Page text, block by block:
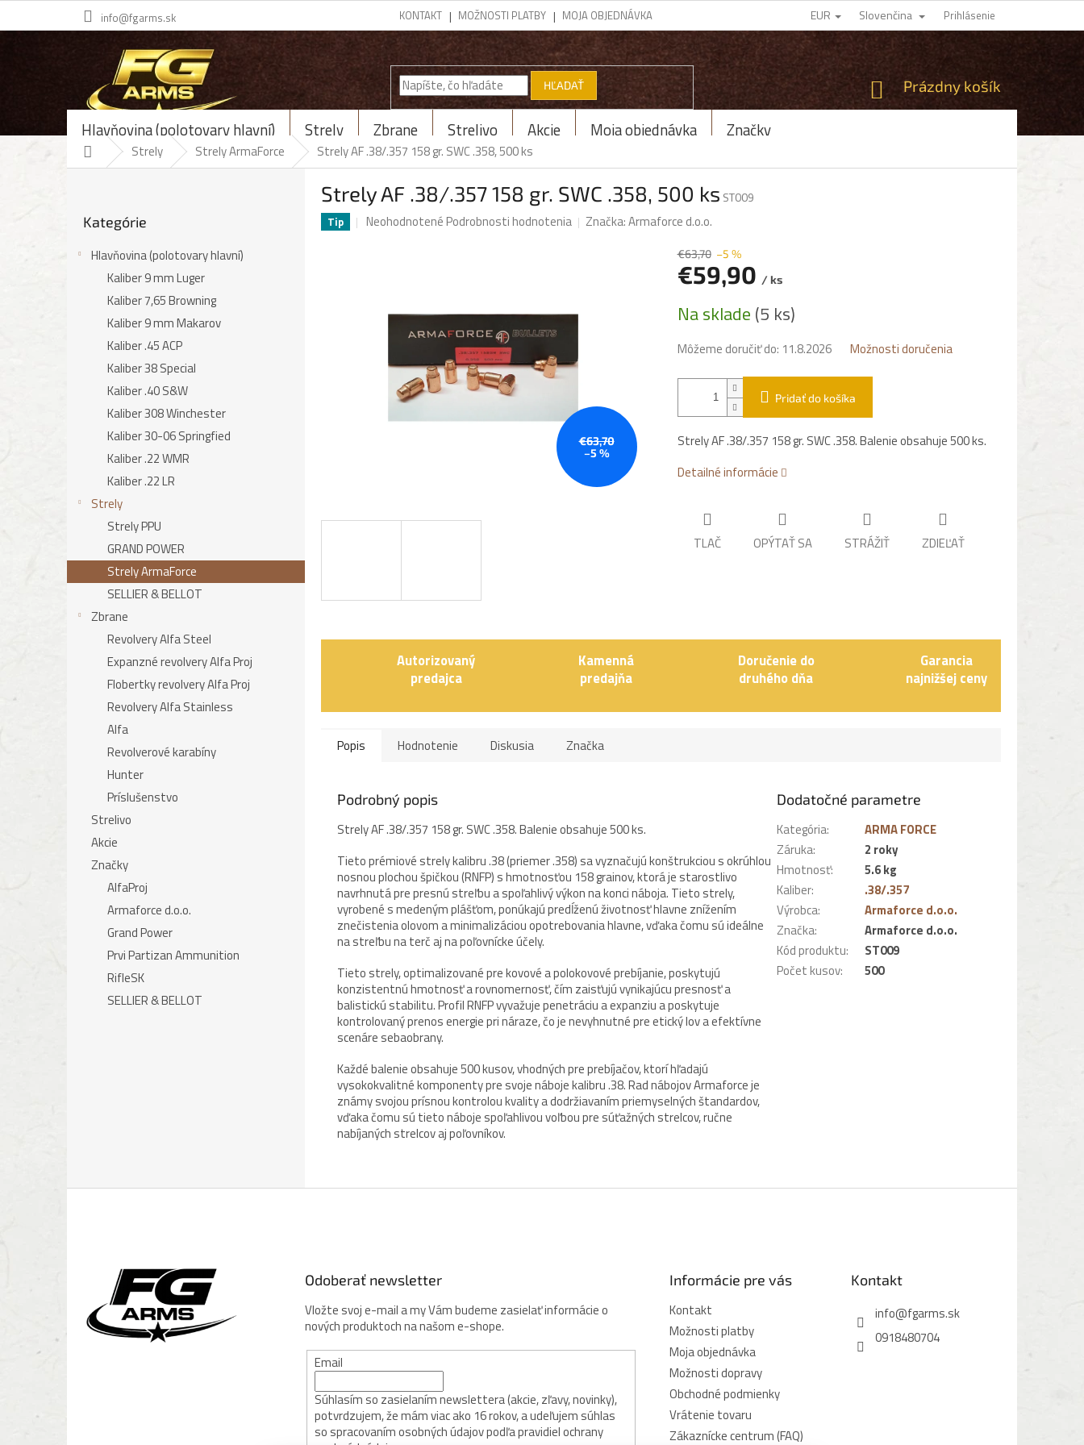
Prejsť
info@fgarms.sk KONTAKT MOŽNOSTI PLATBY MOJA OBJEDNÁVKA EUR Slovenčina Prihlásenie
HĽADAŤ
NÁKUPNÝ
KOŠÍK
Prázdny košík
Hlavňovina (polotovary hlavní) Strely Zbrane Strelivo Akcie Moja objednávka Značky
DomovStrely Strely ArmaForce Strely AF .38/.357 158 gr. SWC .358, 500 ks
kategórie
Kategórie
Hlavňovina (polotovary hlavní)
Kaliber 9 mm Luger
Kaliber 7,65 Browning
Kaliber 9 mm Makarov
Kaliber .45 ACP
Kaliber 38 Special
Kaliber .40 S&W
Kaliber 308 Winchester
Kaliber 30-06 Springfied
Kaliber .22 WMR
Kaliber .22 LR
Strely
Strely PPU
GRAND POWER
Strely ArmaForce
SELLIER & BELLOT
Zbrane
Revolvery Alfa Steel
Expanzné revolvery Alfa Proj
Flobertky revolvery Alfa Proj
Revolvery Alfa Stainless
Alfa
Revolverové karabíny
Hunter
Príslušenstvo
Strelivo
Akcie
Značky
AlfaProj
Armaforce d.o.o.
Grand Power
Prvi Partizan Ammunition
RifleSK
SELLIER & BELLOT
Strely AF .38/.357 158 gr. SWC .358, 500 ks ST009
Tip
Priemerné
hviezdičiek.
NeohodnotenéPodrobnosti hodnotenia Značka:Armaforce d.o.o.
€63,70
–5 %
€63,70 –5 %
€59,90 / ks
cena:
Na sklade (5 ks)
Môžeme doručiť do: 11.8.2026 Možnosti doručenia
Pridať do košíka
Strely AF .38/.357 158 gr. SWC .358. Balenie obsahuje 500 ks.
Detailné informácie
TLAČ OPÝTAŤ SA STRÁŽIŤ ZDIEĽAŤ
Autorizovaný
predajca
Kamenná
predajňa
Doručenie do
druhého dňa
Garancia
najnižšej ceny
Popis Hodnotenie Diskusia Značka
Podrobný popis
Strely AF .38/.357 158 gr. SWC .358. Balenie obsahuje 500 ks.
Tieto prémiové strely kalibru .38 (priemer .358) sa vyznačujú konštrukciou s okrúhlou
nosnou plochou špičkou (RNFP) s hmotnosťou 158 grainov, ktorá je starostlivo
navrhnutá pre presnú streľbu a spoľahlivý výkon na konci náboja. Tieto strely,
vyrobené s medeným plášťom, ponúkajú predĺženú životnosť hlavne znížením
znečistenia olovom a minimalizáciou opotrebovania hlavne, vďaka čomu sú ideálne
na streľbu na terč aj na poľovnícke účely.
Tieto strely, optimalizované pre kovové a polokovové prebíjanie, poskytujú
konzistentnú hmotnosť a rovnomernosť, čím zaisťujú vynikajúcu presnosť a
balistickú stabilitu. Profil RNFP vyvažuje penetráciu a expanziu a poskytuje
kontrolovaný prenos energie pri náraze, čo je nevyhnutné pre etický lov a efektívne
scenáre sebaobrany.
Každé balenie obsahuje 500 kusov, vhodných pre prebíjačov, ktorí hľadajú
vysokokvalitné komponenty pre svoje náboje kalibru .38. Rad nábojov Armaforce je
známy svojou prísnou kontrolou kvality a dodržiavaním priemyselných štandardov,
vďaka čomu sú tieto náboje spoľahlivou voľbou pre súťažných strelcov, ručne
nabíjaných strelcov aj poľovníkov.
Dodatočné parametre
Kategória:
ARMA FORCE
Záruka:
2 roky
Hmotnosť:
5.6 kg
Kaliber:
.38/.357
Výrobca:
Armaforce d.o.o.
Značka:
Armaforce d.o.o.
Kód produktu:
ST009
Počet kusov: 500
Odoberať newsletter
Vložte svoj e-mail a my Vám budeme zasielať informácie o
nových produktoch na našom e-shope.
Email
Súhlasím so zasielaním newslettera (akcie, zľavy, novinky),
potvrdzujem, že mám viac ako 16 rokov, a udeľujem súhlas
so spracovaním osobných údajov podľa pravidiel ochrany
Informácie pre vás
Kontakt
Možnosti platby
Moja objednávka
Možnosti dopravy
Obchodné podmienky
Vrátenie tovaru
Zákaznícke centrum (FAQ)
Kontakt
info@fgarms.sk
0918480704